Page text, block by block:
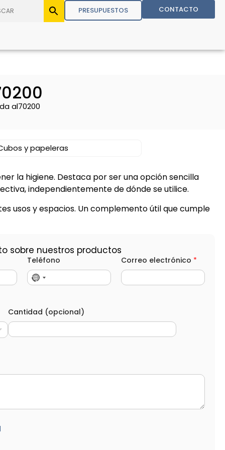
PRESUPUESTOS CONTACTO
al70200
y papeleras
la higiene. Destaca por ser una opción sencilla
independientemente de dónde se utilice.
usos y espacios. Un complemento útil que cumple
sobre nuestros productos
Teléfono Correo electrónico *
Cantidad (opcional)